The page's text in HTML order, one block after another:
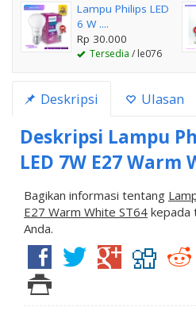
Lampu Philips LED
6 W ....
Rp 30.000
Tersedia / le076
Deskripsi Ulasan
Deskripsi Lampu
LED 7W E27 Warm
Bagikan informasi tentang
E27 Warm White ST64 kepada
Anda.